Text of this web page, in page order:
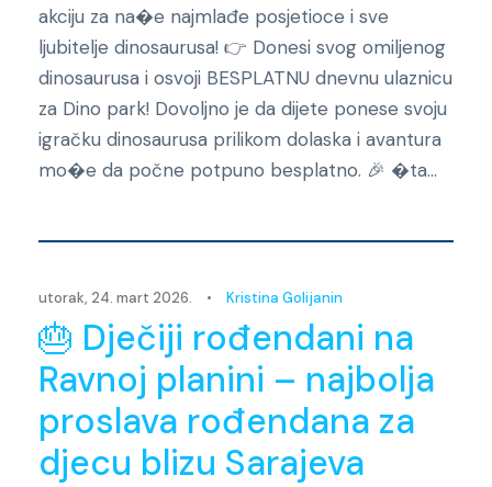
akciju za na�e najmlađe posjetioce i sve
ljubitelje dinosaurusa! 👉 Donesi svog omiljenog
dinosaurusa i osvoji BESPLATNU dnevnu ulaznicu
za Dino park! Dovoljno je da dijete ponese svoju
igračku dinosaurusa prilikom dolaska i avantura
mo�e da počne potpuno besplatno. 🎉 �ta...
utorak, 24. mart 2026. • Kristina Golijanin
🎂 Dječiji rođendani na
Ravnoj planini – najbolja
proslava rođendana za
djecu blizu Sarajeva